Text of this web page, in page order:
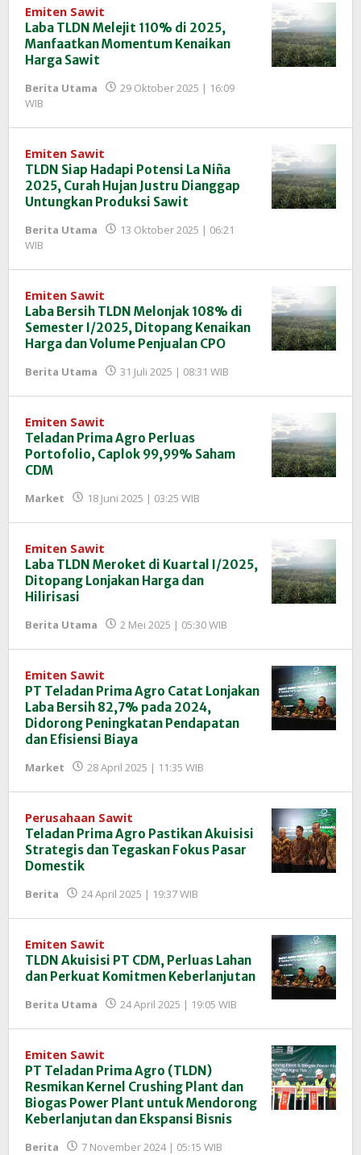
Emiten Sawit
Laba TLDN Melejit 110% di 2025,
Manfaatkan Momentum Kenaikan
Harga Sawit
Berita Utama
29 Oktober 2025 | 16:09
WIB
InfoSAWIT
Emiten Sawit
TLDN Siap Hadapi Potensi La Niña
2025, Curah Hujan Justru Dianggap
Untungkan Produksi Sawit
Berita Utama
13 Oktober 2025 | 06:21
WIB
InfoSAWIT
Emiten Sawit
Laba Bersih TLDN Melonjak 108% di
Semester I/2025, Ditopang Kenaikan
Harga dan Volume Penjualan CPO
Berita Utama 31 Juli 2025 | 08:31 WIB
InfoSAWIT
Emiten Sawit
Teladan Prima Agro Perluas
Portofolio, Caplok 99,99% Saham
CDM
Market 18 Juni 2025 | 03:25 WIB
InfoSAWIT
Emiten Sawit
Laba TLDN Meroket di Kuartal I/2025,
Ditopang Lonjakan Harga dan
Hilirisasi
Berita Utama 2 Mei 2025 | 05:30 WIB
InfoSAWIT
Emiten Sawit
PT Teladan Prima Agro Catat Lonjakan
Laba Bersih 82,7% pada 2024,
Didorong Peningkatan Pendapatan
dan Efisiensi Biaya
Market 28 April 2025 | 11:35 WIB
InfoSAWIT
Perusahaan Sawit
Teladan Prima Agro Pastikan Akuisisi
Strategis dan Tegaskan Fokus Pasar
Domestik
Berita 24 April 2025 | 19:37 WIB
InfoSAWIT
Emiten Sawit
TLDN Akuisisi PT CDM, Perluas Lahan
dan Perkuat Komitmen Keberlanjutan
Berita Utama 24 April 2025 | 19:05 WIB
InfoSAWIT
Emiten Sawit
PT Teladan Prima Agro (TLDN)
Resmikan Kernel Crushing Plant dan
Biogas Power Plant untuk Mendorong
Keberlanjutan dan Ekspansi Bisnis
Berita 7 November 2024 | 05:15 WIB